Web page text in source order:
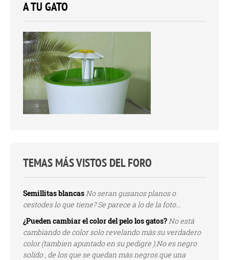
A TU GATO
TEMAS MÁS VISTOS DEL FORO
Semillitas blancasNo seran gusanos planos o
cestodes lo que tiene? Se parece a lo de la foto...
¿Pueden cambiar el color del pelo los gatos?No está
cambiando de color solo revelando más su verdadero
color (tambien apuntado en su pedigre ).No es negro
solido , de los que se quedan más negros que una